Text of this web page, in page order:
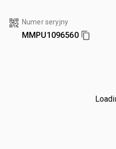
Numer seryjny
MMPU1096560